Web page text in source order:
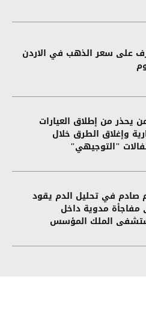
على سعر الذهب في الاردن
يحذر من إطلاق العيارات
وإغلاق الطرق خلال
"التوجيهي"
صادم في تحليل الدم يقود
مفاجأة مدوية داخل
الملك المؤسس